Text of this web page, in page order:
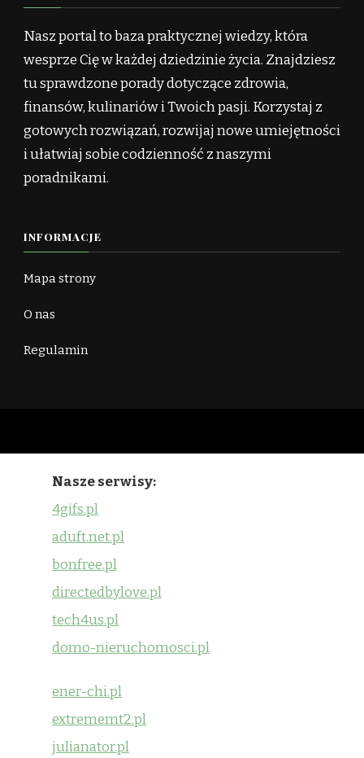
Nasz portal to baza praktycznej wiedzy, która
wesprze Cię w każdej dziedzinie życia. Znajdziesz
tu sprawdzone porady dotyczące zdrowia,
finansów, kulinariów i Twoich pasji. Korzystaj z
gotowych rozwiązań, rozwijaj nowe umiejętności
i ułatwiaj sobie codzienność z naszymi
poradnikami.
INFORMACJE
Mapa strony
O nas
Regulamin
Nasze serwisy:
4gifs.pl
aduft.net.pl
bonfree.pl
directedbylove.pl
tech4us.pl
domo-nieruchomosci.pl
ener-chi.pl
extrememt2.pl
julianator.pl